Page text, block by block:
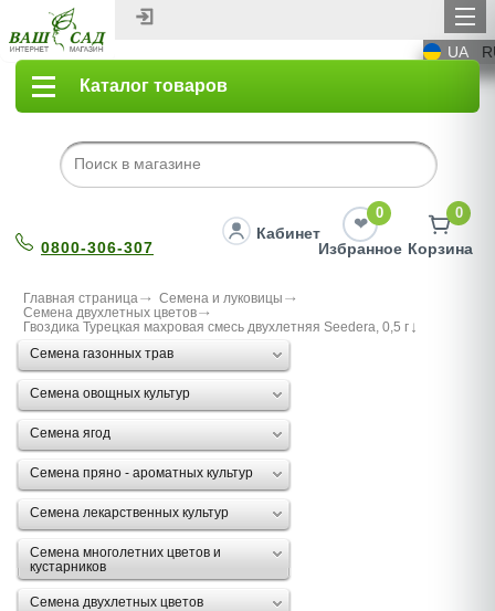
UA
Каталог товаров
0800-306-307
Кабинет
0
Избранное
0
Корзина
Главная страница
Семена и луковицы
Семена двухлетных цветов
Гвоздика Турецкая махровая смесь двухлетняя Seedera, 0,5 г
Семена газонных трав
Семена овощных культур
Семена ягод
Семена пряно - ароматных культур
Семена лекарственных культур
Семена многолетних цветов и
кустарников
Семена двухлетных цветов